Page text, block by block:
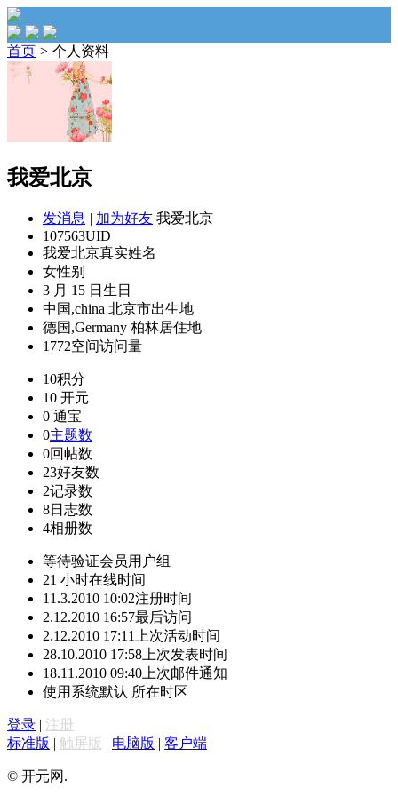
首页 > 个人资料
我爱北京
发消息 | 加为好友 我爱北京
107563UID
我爱北京真实姓名
女性别
3 月 15 日 生日
中国,china 北京市出生地
德国,Germany 柏林居住地
1772空间访问量
10积分
10 开元
0 通宝
0主题数
0回帖数
23好友数
2记录数
8日志数
4相册数
等待验证会员用户组
21 小时在线时间
11.3.2010 10:02注册时间
2.12.2010 16:57最后访问
2.12.2010 17:11
上次活动时间
28.10.2010 17:58 上次发表时间
18.11.2010 09:40 上次邮件通知
使用系统默认 所在时区
登录 | 注册
标准版 | 触屏版 | 电脑版 | 客户端
© 开元网.